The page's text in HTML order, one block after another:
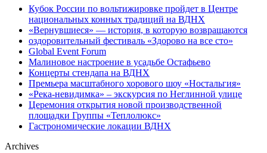
Кубок России по вольтижировке пройдет в Центре
национальных конных традиций на ВДНХ
«Вернувшиеся» — история, в которую возвращаются
оздоровительный фестиваль «Здорово на все сто»
Global Event Forum
Малиновое настроение в усадьбе Остафьево
Концерты стендапа на ВДНХ
Премьера масштабного хорового шоу «Ностальгия»
«Река-невидимка» – экскурсия по Неглинной улице
Церемония открытия новой производственной
площадки Группы «Теплолюкс»
Гастрономические локации ВДНХ
Archives